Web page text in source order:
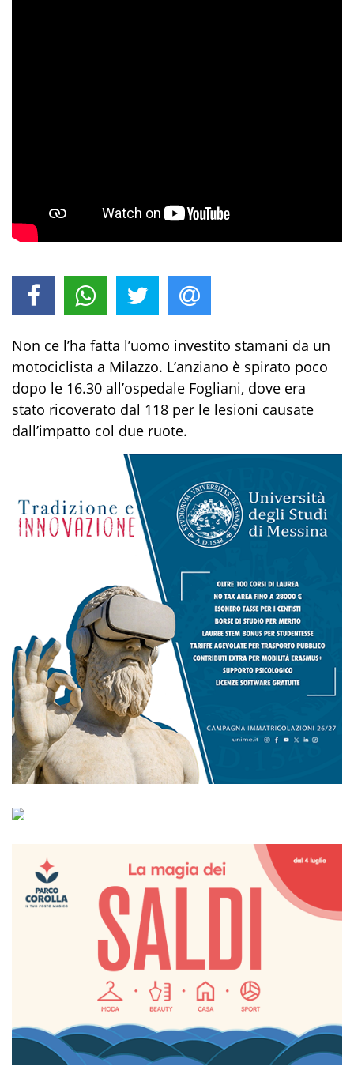
Non ce l’ha fatta l’uomo investito stamani da un
motociclista a Milazzo. L’anziano è spirato poco
dopo le 16.30 all’ospedale Fogliani, dove era
stato ricoverato dal 118 per le lesioni causate
dall’impatto col due ruote.